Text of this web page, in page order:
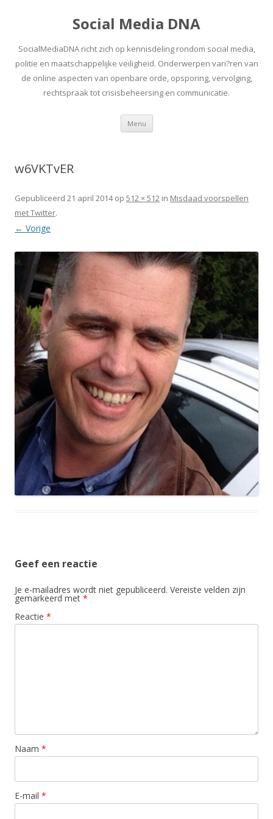
Social Media DNA
SocialMediaDNA richt zich op kennisdeling rondom social media,
politie en maatschappelijke veiligheid. Onderwerpen vari?ren van
de online aspecten van openbare orde, opsporing, vervolging,
rechtspraak tot crisisbeheersing en communicatie.
Menu Spring
inhoud
w6VKTvER
Gepubliceerd 21 april 2014op 512 × 512 in Misdaad voorspellen
met Twitter.
← Vorige
Geef een reactie
Je e-mailadres wordt niet gepubliceerd. Vereiste velden zijn
gemarkeerd met *
Reactie *
Naam *
E-mail *